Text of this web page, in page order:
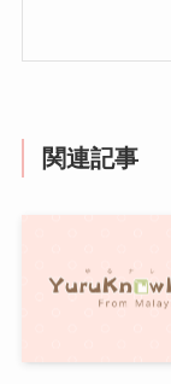
関連記事